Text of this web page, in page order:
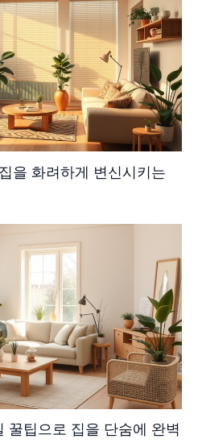
을 화려하게 변신시키는
꿀팁으로 집을 단숨에 완벽